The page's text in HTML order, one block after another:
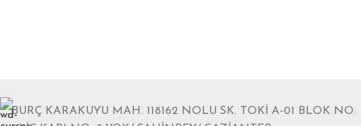
BURÇ KARAKUYU MAH. 118162 NOLU SK. TOKİ A-01 BLOK NO: